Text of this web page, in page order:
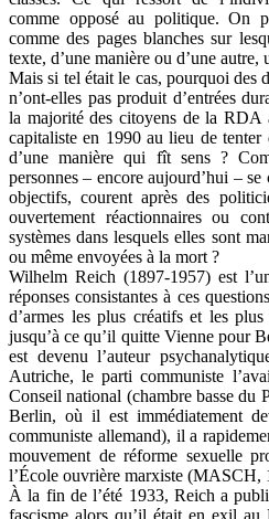
comme opposé au politique. On
comme des pages blanches sur
texte, d’une manière ou d’une autre,
Mais si tel était le cas, pourquoi des
n’ont-elles pas produit d’entrées
la majorité des citoyens de la RDA
capitaliste en 1990 au lieu de
d’une manière qui fît sens ?
personnes – encore aujourd’hui –
objectifs, courent après des
ouvertement réactionnaires ou
systèmes dans lesquels elles sont
ou même envoyées à la mort ?
Wilhelm Reich (1897-1957) est
réponses consistantes à ces
d’armes les plus créatifs et les
jusqu’à ce qu’il quitte Vienne pour
est devenu l’auteur
Autriche, le parti communiste
Conseil national (chambre basse du
Berlin, où il est immédiatement
communiste allemand), il a
mouvement de réforme sexuelle
l’École ouvrière marxiste (MASCH,
À la fin de l’été 1933, Reich a